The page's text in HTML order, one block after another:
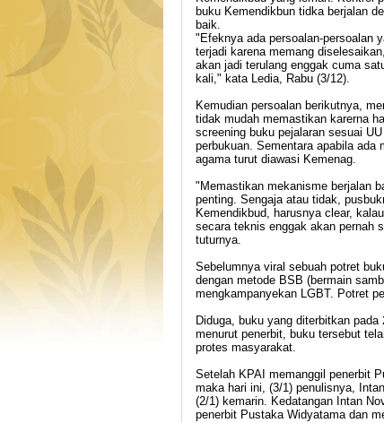
buku Kemendikbun tidka berjalan
baik.
"Efeknya ada persoalan-persoalan
terjadi karena memang
akan jadi terulang enggak cuma
kali," kata Ledia, Rabu (3/12).
Kemudian persoalan berikutnya,
tidak mudah memastikan karerna
screening buku pejalaran sesuai
perbukuan. Sementara apabila ada
agama turut diawasi Kemenag.
"Memastikan mekanisme berjalan
penting. Sengaja atau tidak,
Kemendikbud, harusnya clear,
secara teknis enggak akan pernah
tuturnya.
Sebelumnya viral sebuah potret
dengan metode BSB (bermain
mengkampanyekan LGBT. Potret
Diduga, buku yang diterbitkan
menurut penerbit, buku tersebut
protes masyarakat.
Setelah KPAI memanggil penerbit
maka hari ini, (3/1) penulisnya,
(2/1) kemarin. Kedatangan Intan
penerbit Pustaka Widyatama dan